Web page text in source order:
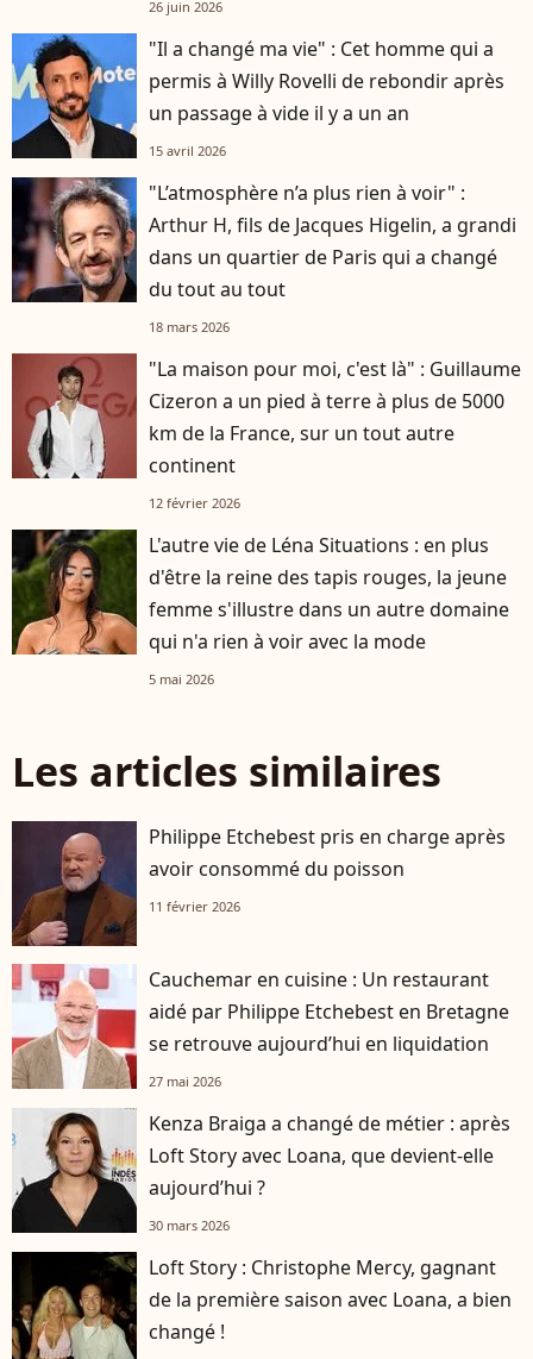
26 juin 2026
"Il a changé ma vie" : Cet homme qui a
permis à Willy Rovelli de rebondir après
un passage à vide il y a un an
15 avril 2026
"L’atmosphère n’a plus rien à voir" :
Arthur H, fils de Jacques Higelin, a grandi
dans un quartier de Paris qui a changé
du tout au tout
18 mars 2026
"La maison pour moi, c'est là" : Guillaume
Cizeron a un pied à terre à plus de 5000
km de la France, sur un tout autre
continent
12 février 2026
L'autre vie de Léna Situations : en plus
d'être la reine des tapis rouges, la jeune
femme s'illustre dans un autre domaine
qui n'a rien à voir avec la mode
5 mai 2026
Les articles similaires
Philippe Etchebest pris en charge après
avoir consommé du poisson
11 février 2026
Cauchemar en cuisine : Un restaurant
aidé par Philippe Etchebest en Bretagne
se retrouve aujourd’hui en liquidation
27 mai 2026
Kenza Braiga a changé de métier : après
Loft Story avec Loana, que devient-elle
aujourd’hui ?
30 mars 2026
Loft Story : Christophe Mercy, gagnant
de la première saison avec Loana, a bien
changé !